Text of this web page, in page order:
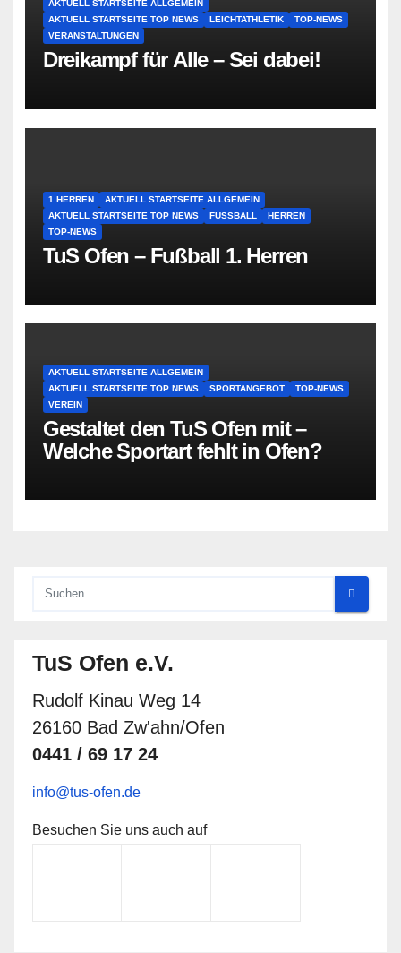
AKTUELL STARTSEITE ALLGEMEIN
AKTUELL STARTSEITE TOP NEWS
LEICHTATHLETIK
TOP-NEWS
VERANSTALTUNGEN
Dreikampf für Alle – Sei dabei!
1.HERREN
AKTUELL STARTSEITE ALLGEMEIN
AKTUELL STARTSEITE TOP NEWS
FUSSBALL
HERREN
TOP-NEWS
TuS Ofen – Fußball 1. Herren
AKTUELL STARTSEITE ALLGEMEIN
AKTUELL STARTSEITE TOP NEWS
SPORTANGEBOT
TOP-NEWS
VEREIN
Gestaltet den TuS Ofen mit –
Welche Sportart fehlt in Ofen?
TuS Ofen e.V.
Rudolf Kinau Weg 14
26160 Bad Zw'ahn/Ofen
0441 / 69 17 24
info@tus-ofen.de
Besuchen Sie uns auch auf